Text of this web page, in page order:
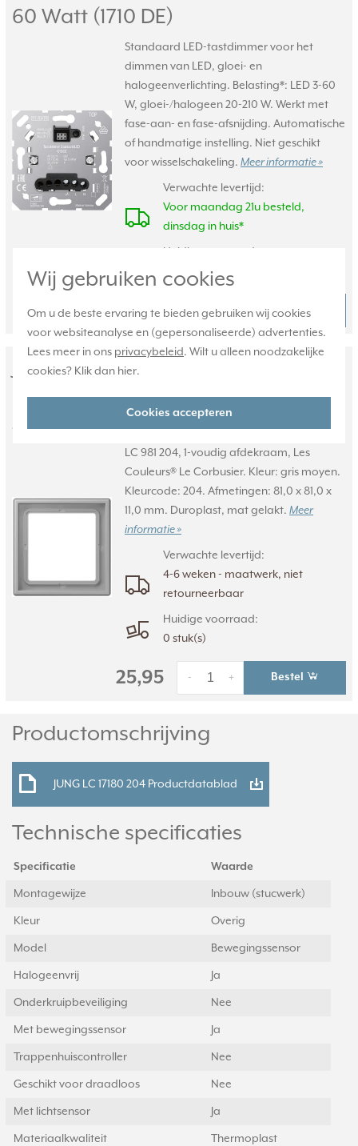
Wij gebruiken cookies
Om u de beste ervaring te bieden gebruiken wij cookies
voor websiteanalyse en (gepersonaliseerde) advertenties.
Lees meer in ons privacybeleid. Wilt u alleen noodzakelijke
cookies? Klik dan hier.
Cookies accepteren
60 Watt (1710 DE)
Standaard LED-tastdimmer voor het
dimmen van LED, gloei- en
halogeenverlichting. Belasting*: LED 3-60
W, gloei-/halogeen 20-210 W. Werkt met
fase-aan- en fase-afsnijding. Automatische
of handmatige instelling. Niet geschikt
voor wisselschakeling. Meer informatie »
Verwachte levertijd:
Voor maandag 21u besteld,
dinsdag in huis*
Huidige voorraad:
127 stuk(s)
89,95 +
- Bestel
JUNG afdekraam 1-voudig Les
Couleurs gris moyen 204 (LC 981
204)
LC 981 204, 1-voudig afdekraam, Les
Couleurs® Le Corbusier. Kleur: gris moyen.
Kleurcode: 204. Afmetingen: 81,0 x 81,0 x
11,0 mm. Duroplast, mat gelakt. Meer
informatie »
Verwachte levertijd:
4-6 weken - maatwerk, niet
retourneerbaar
Huidige voorraad:
0 stuk(s)
25,95 +
- Bestel
Productomschrijving
JUNG LC 17180 204 Productdatablad
Technische specificaties
Specificatie Waarde
Montagewijze Inbouw (stucwerk)
Kleur Overig
Model Bewegingssensor
Halogeenvrij Ja
Onderkruipbeveiliging Nee
Met bewegingssensor Ja
Trappenhuiscontroller Nee
Geschikt voor draadloos Nee
Met lichtsensor Ja
Materiaalkwaliteit Thermoplast